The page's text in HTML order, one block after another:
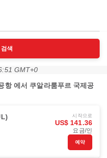
색
GMT+0
항 에서 쿠알라룸푸르 국제공
시작으로
US$ 141.36
요금/인
예약